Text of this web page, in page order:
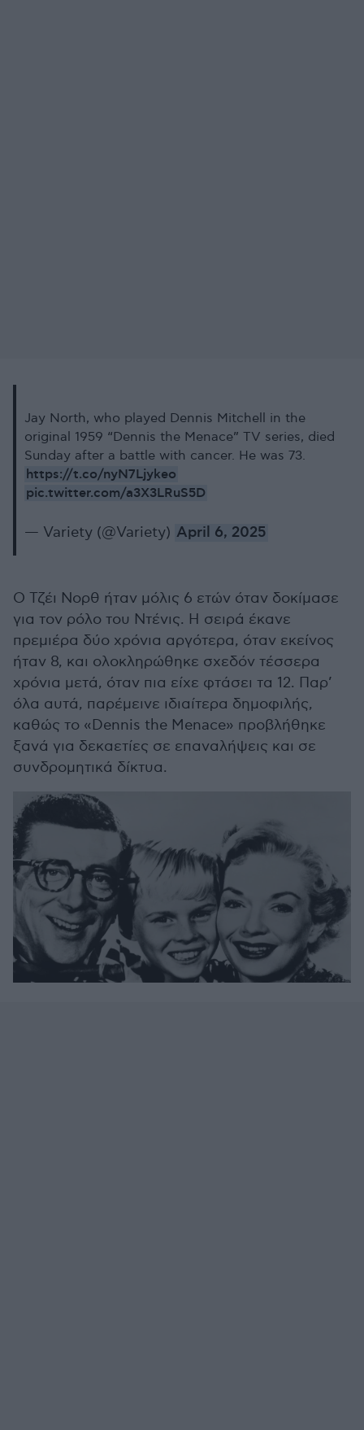
Jay North, who played Dennis Mitchell in the
original 1959 “Dennis the Menace” TV series, died
Sunday after a battle with cancer. He was 73.
https://t.co/nyN7Ljykeo
pic.twitter.com/a3X3LRuS5D
— Variety (@Variety) April 6, 2025
Ο Τζέι Νορθ ήταν μόλις 6 ετών όταν δοκίμασε
για τον ρόλο του Ντένις. Η σειρά έκανε
πρεμιέρα δύο χρόνια αργότερα, όταν εκείνος
ήταν 8, και ολοκληρώθηκε σχεδόν τέσσερα
χρόνια μετά, όταν πια είχε φτάσει τα 12. Παρ’
όλα αυτά, παρέμεινε ιδιαίτερα δημοφιλής,
καθώς το «Dennis the Menace» προβλήθηκε
ξανά για δεκαετίες σε επαναλήψεις και σε
συνδρομητικά δίκτυα.